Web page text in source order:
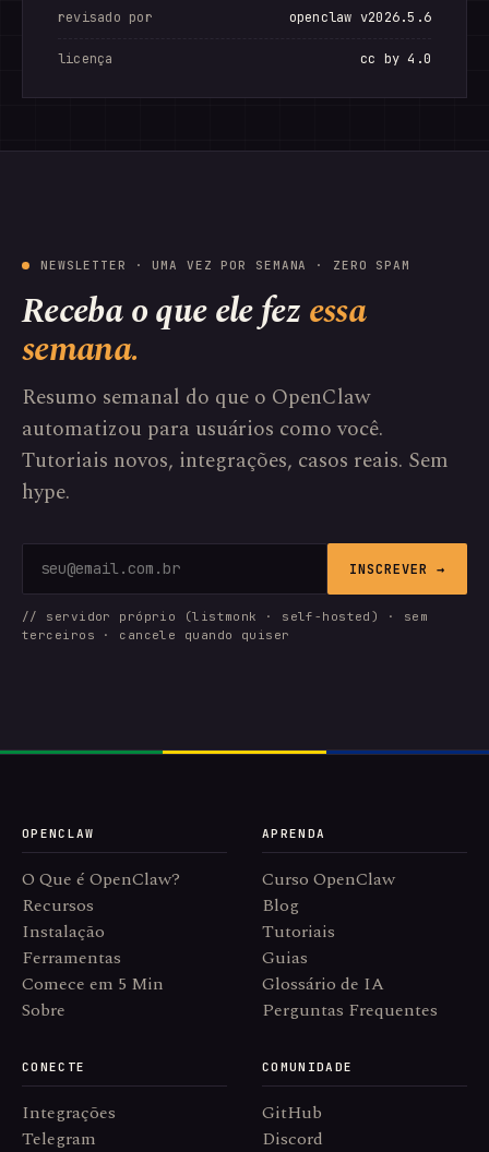
revisado por openclaw v2026.5.6
licença cc by 4.0
NEWSLETTER · UMA VEZ POR SEMANA · ZERO SPAM
Receba o que ele fezessa
semana.
Resumo semanal do que o OpenClaw
automatizou para usuários como você.
Tutoriais novos, integrações, casos reais. Sem
hype.
INSCREVER →
// servidor próprio (listmonk · self-hosted) · sem
terceiros · cancele quando quiser
OPENCLAW
O Que é OpenClaw?
Recursos
Instalação
Ferramentas
Comece em 5 Min
Sobre
APRENDA
Curso OpenClaw
Blog
Tutoriais
Guias
Glossário de IA
Perguntas Frequentes
CONECTE
Integrações
Telegram
COMUNIDADE
GitHub
Discord